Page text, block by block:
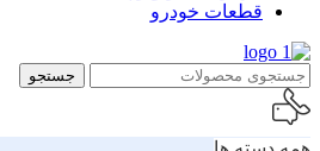
قطعات خودرو
جستجو